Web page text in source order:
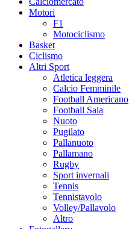
Motori
F1
Motociclismo
Basket
Ciclismo
Altri Sport
Atletica leggera
Calcio Femminile
Football Americano
Football Sala
Nuoto
Pugilato
Pallanuoto
Pallamano
Rugby
Sport invernali
Tennis
Tennistavolo
Volley/Pallavolo
Altro